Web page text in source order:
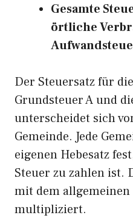
Gesamte
örtliche
Der Steuersatz für
Grundsteuer A und
unterscheidet sich
Gemeinde. Jede
eigenen Hebesatz
Steuer zu zahlen ist.
mit dem allgemeinen
multipliziert.